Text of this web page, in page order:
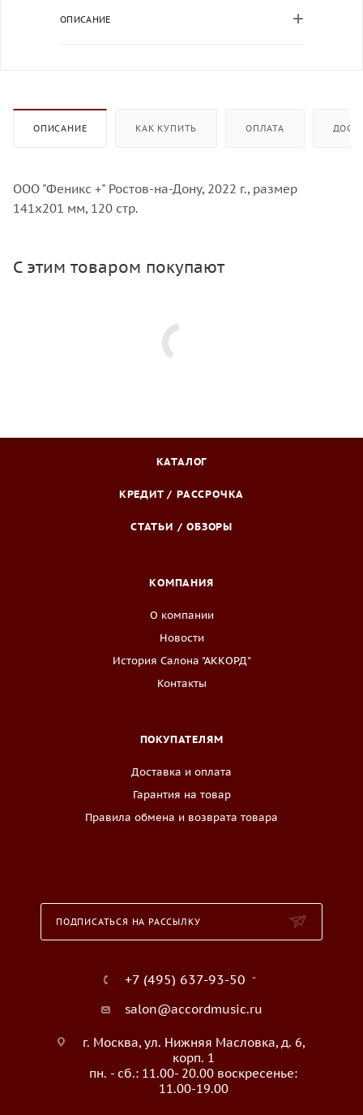
ОПИСАНИЕ
ОПИСАНИЕ КАК КУПИТЬ ОПЛАТА
ООО "Феникс +" Ростов-на-Дону, 2022 г., размер
141х201 мм, 120 стр.
С этим товаром покупают
КАТАЛОГ
КРЕДИТ / РАССРОЧКА
СТАТЬИ / ОБЗОРЫ
КОМПАНИЯ
О компании
Новости
История Салона "АККОРД"
Контакты
ПОКУПАТЕЛЯМ
Доставка и оплата
Гарантия на товар
Правила обмена и возврата товара
ПОДПИСАТЬСЯ НА РАССЫЛКУ
+7 (495) 637-93-50
salon@accordmusic.ru
г. Москва, ул. Нижняя Масловка, д. 6,
корп. 1
пн. - сб.: 11.00- 20.00 воскресенье:
11.00-19.00